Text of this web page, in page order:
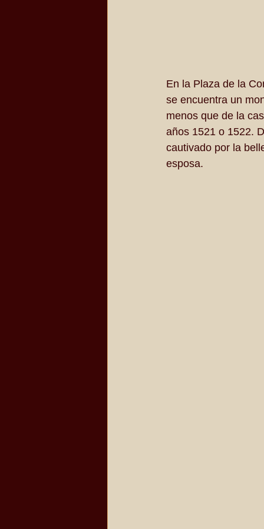
En la Plaza de la
se encuentra un
menos que de la
años 1521 o 1522.
cautivado por la
esposa.